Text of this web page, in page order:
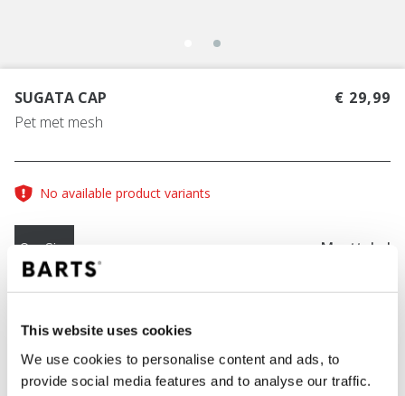
This website uses cookies
We use cookies to personalise content and ads, to
provide social media features and to analyse our traffic.
SUGATA CAP
Pet met mesh
€ 29,99
No available product variants
One Size Maattabel
KLEURlight blue